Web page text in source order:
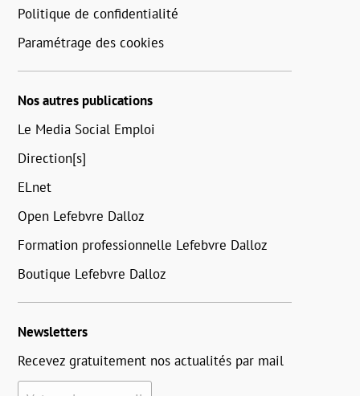
Politique de confidentialité
Paramétrage des cookies
Nos autres publications
Le Media Social Emploi
Direction[s]
ELnet
Open Lefebvre Dalloz
Formation professionnelle Lefebvre Dalloz
Boutique Lefebvre Dalloz
Newsletters
Recevez gratuitement nos actualités par mail